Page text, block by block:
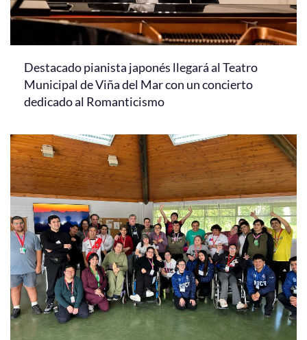
Destacado pianista japonés llegará al Teatro
Municipal de Viña del Mar con un concierto
dedicado al Romanticismo